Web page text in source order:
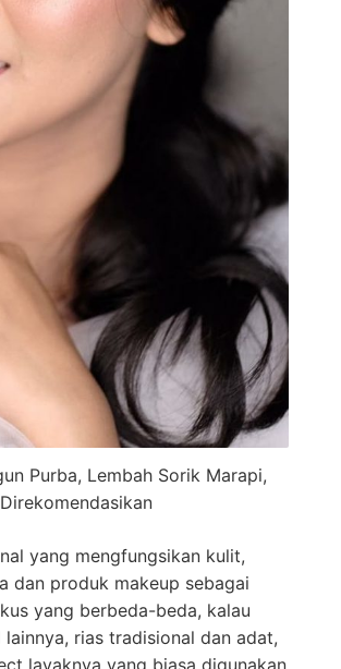
Purba, Lembah Sorik Marapi,
yang mengfungsikan kulit,
dan produk makeup sebagai
yang berbeda-beda, kalau
rias tradisional dan adat,